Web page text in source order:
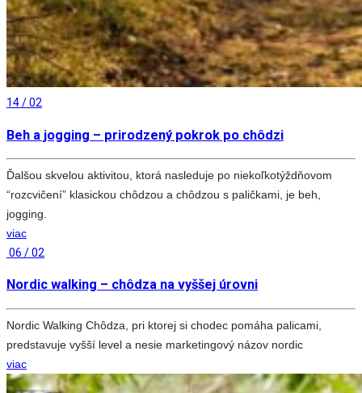
14 / 02
Beh a jogging – prirodzený pokrok po chôdzi
Ďalšou skvelou aktivitou, ktorá nasleduje po niekoľkotýždňovom
“rozcvičení” klasickou chôdzou a chôdzou s paličkami, je beh,
jogging.
viac
06 / 02
Nordic walking – chôdza na vyššej úrovni
Nordic Walking Chôdza, pri ktorej si chodec pomáha palicami,
predstavuje vyšší level a nesie marketingový názov nordic
viac